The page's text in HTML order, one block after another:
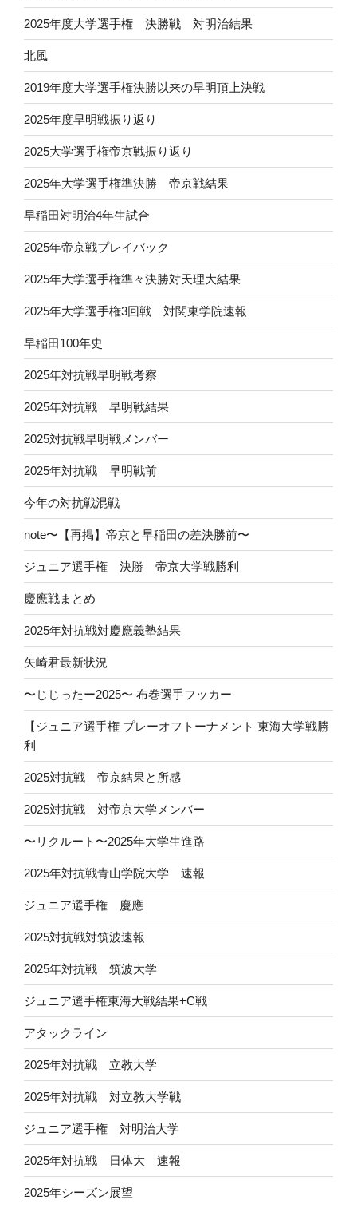
2025年度大学選手権 決勝戦 対明治結果
北風
2019年度大学選手権決勝以来の早明頂上決戦
2025年度早明戦振り返り
2025大学選手権帝京戦振り返り
2025年大学選手権準決勝 帝京戦結果
早稲田対明治4年生試合
2025年帝京戦プレイバック
2025年大学選手権準々決勝対天理大結果
2025年大学選手権3回戦 対関東学院速報
早稲田100年史
2025年対抗戦早明戦考察
2025年対抗戦 早明戦結果
2025対抗戦早明戦メンバー
2025年対抗戦 早明戦前
今年の対抗戦混戦
note〜【再掲】帝京と早稲田の差決勝前〜
ジュニア選手権 決勝 帝京大学戦勝利
慶應戦まとめ
2025年対抗戦対慶應義塾結果
矢崎君最新状況
〜じじったー2025〜 布巻選手フッカー
【ジュニア選手権 プレーオフトーナメント 東海大学戦勝
利
2025対抗戦 帝京結果と所感
2025対抗戦 対帝京大学メンバー
〜リクルート〜2025年大学生進路
2025年対抗戦青山学院大学 速報
ジュニア選手権 慶應
2025対抗戦対筑波速報
2025年対抗戦 筑波大学
ジュニア選手権東海大戦結果+C戦
アタックライン
2025年対抗戦 立教大学
2025年対抗戦 対立教大学戦
ジュニア選手権 対明治大学
2025年対抗戦 日体大 速報
2025年シーズン展望